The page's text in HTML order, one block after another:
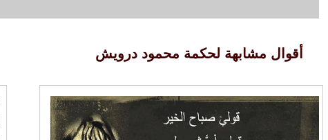
أقوال مشابهة لحكمة محمود درويش